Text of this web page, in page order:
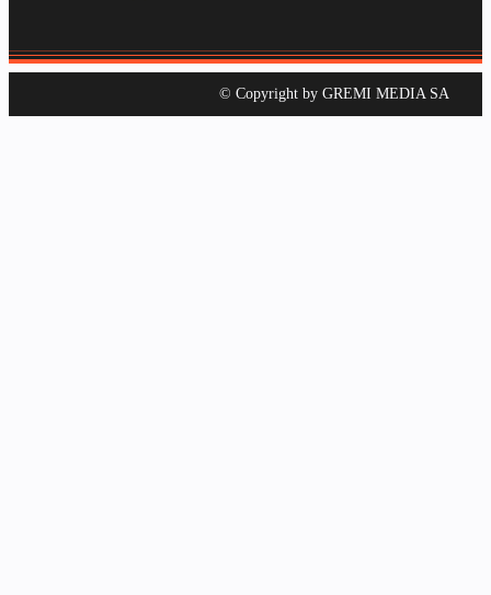
© Copyright by GREMI MEDIA SA